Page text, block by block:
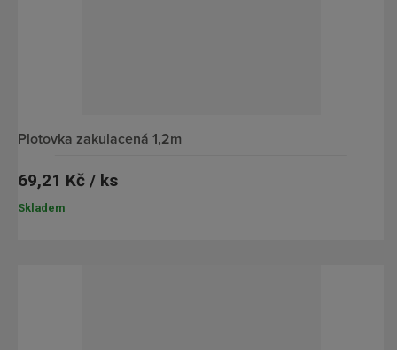
plotovka zakulacená 1,2m
69,21 Kč / ks
Skladem